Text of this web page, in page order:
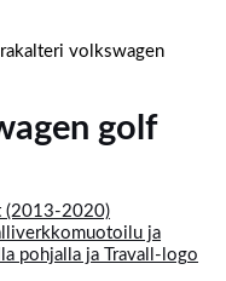
volkswagen
golf